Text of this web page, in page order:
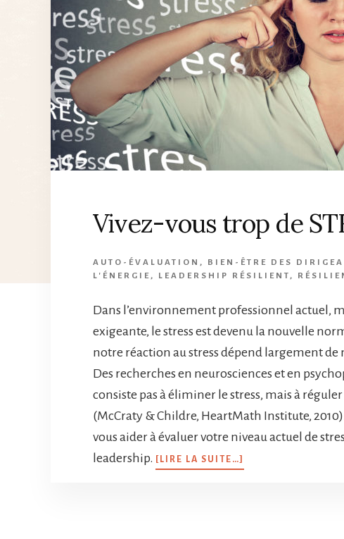
Vivez-vous trop de
AUTO-ÉVALUATION , BIEN-ÊTRE DES
L'ÉNERGIE , LEADERSHIP RÉSILIENT ,
Dans l’environnement professionnel actuel,
exigeante, le stress est devenu la nouvelle
notre réaction au stress dépend largement de
Des recherches en neurosciences et en
consiste pas à éliminer le stress, mais à
(McCraty & Childre, HeartMath Institute,
vous aider à évaluer votre niveau actuel de
leadership.
[LIRE LA SUITE…]